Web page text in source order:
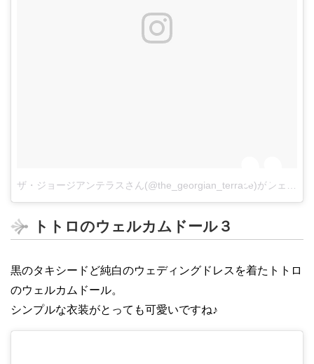
ザ・ジョージアンテラスさん(@the_georgian_terrace)がシェアした投稿
トトロのウェルカムドール３
黒のタキシードど純白のウェディングドレスを着たトトロ
のウェルカムドール。
シンプルな衣装がとっても可愛いですね♪